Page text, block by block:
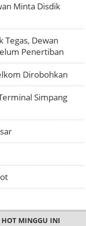
Minta Disdik
Tegas, Dewan
Penertiban
Dirobohkan
Simpang
HOT MINGGU INI